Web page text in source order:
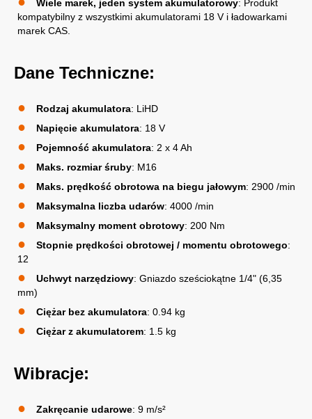
Wiele marek, jeden system akumulatorowy: Produkt
kompatybilny z wszystkimi akumulatorami 18 V i ładowarkami
marek CAS.
Dane Techniczne:
Rodzaj akumulatora: LiHD
Napięcie akumulatora: 18 V
Pojemność akumulatora: 2 x 4 Ah
Maks. rozmiar śruby: M16
Maks. prędkość obrotowa na biegu jałowym: 2900 /min
Maksymalna liczba udarów: 4000 /min
Maksymalny moment obrotowy: 200 Nm
Stopnie prędkości obrotowej / momentu obrotowego:
12
Uchwyt narzędziowy: Gniazdo sześciokątne 1/4" (6,35
mm)
Ciężar bez akumulatora: 0.94 kg
Ciężar z akumulatorem: 1.5 kg
Wibracje:
Zakręcanie udarowe: 9 m/s²